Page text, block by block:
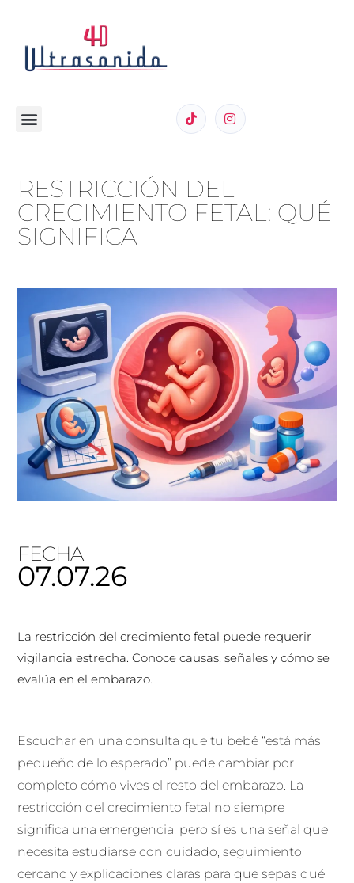
RESTRICCIÓN DEL
CRECIMIENTO FETAL: QUÉ
SIGNIFICA
FECHA
07.07.26
La restricción del crecimiento fetal puede requerir
vigilancia estrecha. Conoce causas, señales y cómo se
evalúa en el embarazo.
Escuchar en una consulta que tu bebé “está más
pequeño de lo esperado” puede cambiar por
completo cómo vives el resto del embarazo. La
restricción del crecimiento fetal no siempre
significa una emergencia, pero sí es una señal que
necesita estudiarse con cuidado, seguimiento
cercano y explicaciones claras para que sepas qué